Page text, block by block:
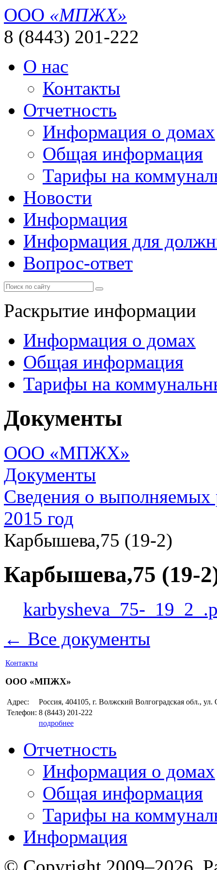
ООО «МПЖХ»
8 (8443) 201-222
О нас
Контакты
Отчетность
Информация о домах
Общая информация
Тарифы на
Новости
Информация
Информация для
Вопрос-ответ
Раскрытие информации
Информация о домах
Общая информация
Тарифы на
Документы
ООО «МПЖХ»
Документы
Сведения о выполняемых
2015 год
Карбышева,75 (19-2)
Карбышева,75 (19-
karbysheva_75-
← Все документы
Контакты
ООО «МПЖХ»
Адрес:
Россия, 404105, г. Волжский Волгоградская обл., ул.
Телефон: 8 (8443) 201-222
подробнее
Отчетность
Информация о домах
Общая информация
Тарифы на
Информация